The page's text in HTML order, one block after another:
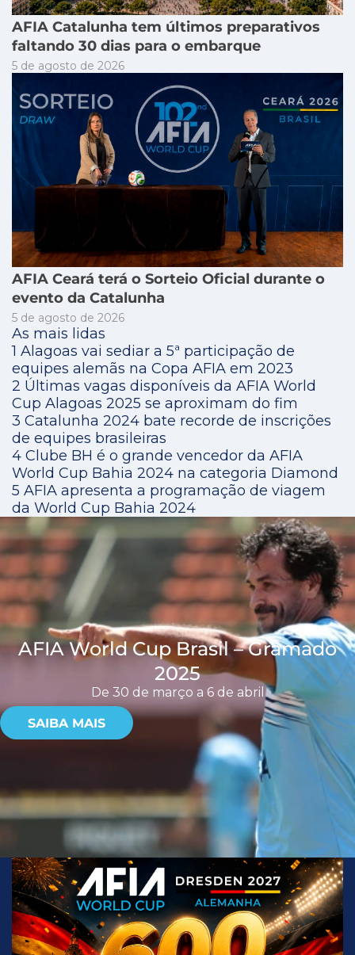
AFIA Catalunha tem últimos preparativos
faltando 30 dias para o embarque
5 de agosto de 2026
AFIA Ceará terá o Sorteio Oficial durante o
evento da Catalunha
5 de agosto de 2026
As mais lidas
1 Alagoas vai sediar a 5ª participação de
equipes alemãs na Copa AFIA em 2023
2 Últimas vagas disponíveis da AFIA World
Cup Alagoas 2025 se aproximam do fim
3 Catalunha 2024 bate recorde de inscrições
de equipes brasileiras
4 Clube BH é o grande vencedor da AFIA
World Cup Bahia 2024 na categoria Diamond
5 AFIA apresenta a programação de viagem
da World Cup Bahia 2024
AFIA World Cup Brasil – Gramado
2025
De 30 de março a 6 de abril
SAIBA MAIS